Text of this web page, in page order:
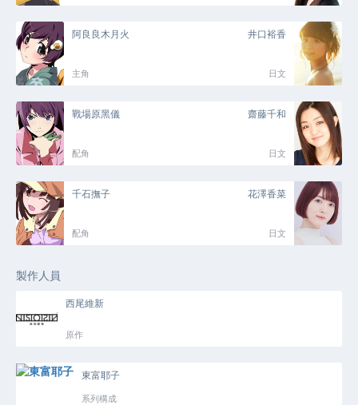
阿良良木月火 井口裕香
主角 日文
戰場原黑儀 齋藤千和
配角 日文
千石撫子 花澤香菜
配角 日文
製作人員
西尾維新
原作
東富耶子
系列構成